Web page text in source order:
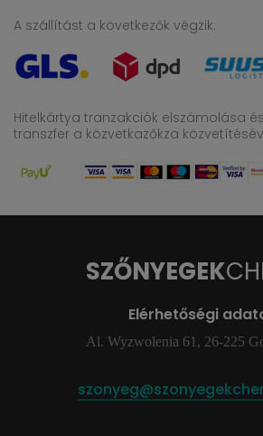
A szállítást a következők végzik:
Hitelkártya tranzakciók elszámolása
transzfer a közvetkazőkza
SZŐNYEGEK
Elérhetőségi
Al. Wyzwolenia 61, 26-225